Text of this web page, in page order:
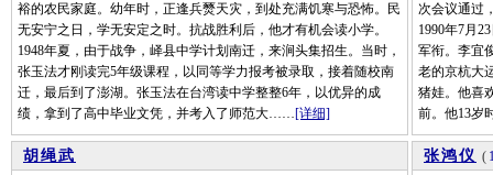
裕的农民家庭。幼年时，正逢兵燹天灾，到处充满饥寒与恐怖。民
无安宁之日，学无安定之时。抗战胜利后，他才有机会读小学。
1948年夏，由于战争，峄县中学计划南迁，来涧头集招生。当时，
张玉法才刚读完5年级课程，以同等学力报考被录取，接着随校南
迁，最后到了澎湖。张玉法在台湾读中学整整6年，以优异的成
绩，拿到了高中毕业文凭，并考入了师范大……[详细]
次会议通过
1990年7月
军衔。李宜
老的京杭大
猪娃。他喜
前。他13岁
胡绳武 张鸿仪 (